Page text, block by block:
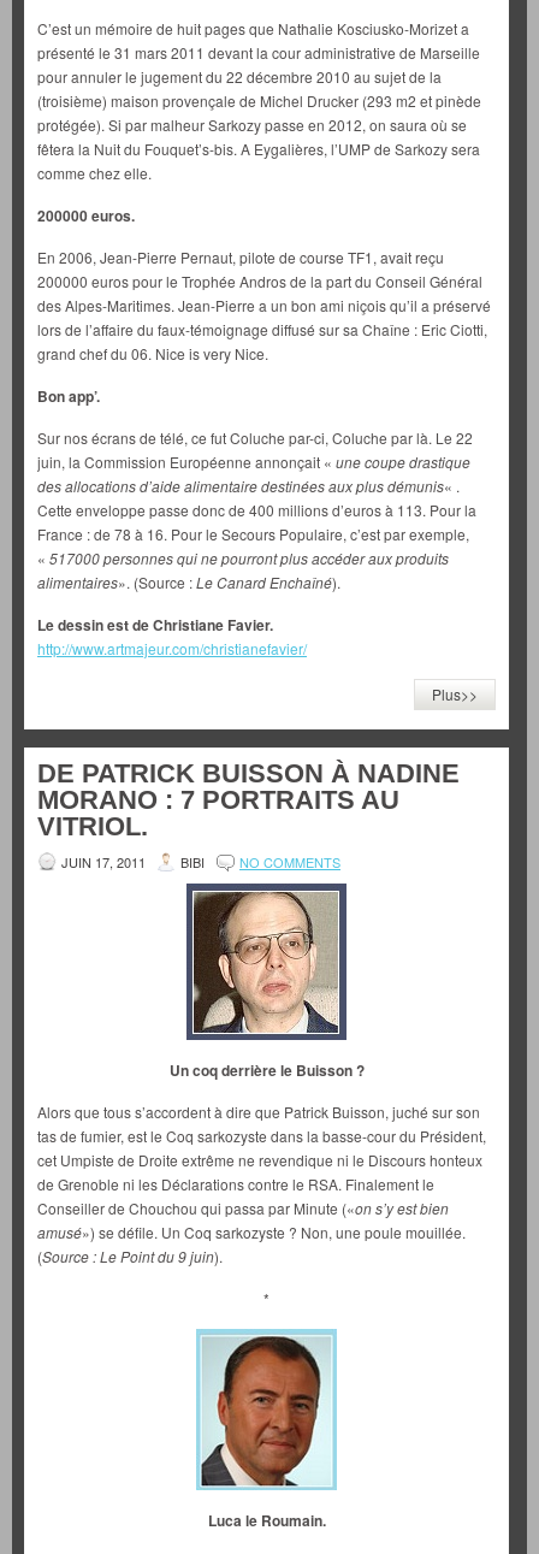
C’est un mémoire de huit pages que Nathalie Kosciusko-Morizet a
présenté le 31 mars 2011 devant la cour administrative de Marseille
pour annuler le jugement du 22 décembre 2010 au sujet de la
(troisième) maison provençale de Michel Drucker (293 m2 et pinède
protégée). Si par malheur Sarkozy passe en 2012, on saura où se
fêtera la Nuit du Fouquet’s-bis. A Eygalières, l’UMP de Sarkozy sera
comme chez elle.
200000 euros.
En 2006, Jean-Pierre Pernaut, pilote de course TF1, avait reçu
200000 euros pour le Trophée Andros de la part du Conseil Général
des Alpes-Maritimes. Jean-Pierre a un bon ami niçois qu’il a préservé
lors de l’affaire du faux-témoignage diffusé sur sa Chaîne : Eric Ciotti,
grand chef du 06. Nice is very Nice.
Bon app’.
Sur nos écrans de télé, ce fut Coluche par-ci, Coluche par là. Le 22
juin, la Commission Européenne annonçait « une coupe drastique
des allocations d’aide alimentaire destinées aux plus démunis« .
Cette enveloppe passe donc de 400 millions d’euros à 113. Pour la
France : de 78 à 16. Pour le Secours Populaire, c’est par exemple,
« 517000 personnes quine pourront plus accéder aux produits
alimentaires». (Source :Le Canard Enchaîné).
Le dessin est de Christiane Favier.
http://www.artmajeur.com/christianefavier/
Plus>>
DE PATRICK BUISSON À NADINE
MORANO : 7 PORTRAITS AU
VITRIOL.
JUIN 17, 2011 BIBI NO COMMENTS
Un coq derrière le Buisson ?
Alors que tous s’accordent à dire que Patrick Buisson, juché sur son
tas de fumier, est le Coq sarkozyste dans la basse-cour du Président,
cet Umpiste de Droite extrême ne revendique ni le Discours honteux
de Grenoble ni les Déclarations contre le RSA. Finalement le
Conseiller de Chouchou qui passa par Minute («on s’y est bien
amusé») se défile. Un Coq sarkozyste ? Non, une poule mouillée.
(Source : Le Point du 9 juin).
*
Luca le Roumain.